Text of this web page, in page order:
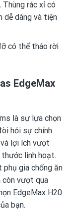
Thùng rác xỉ có
dễ dàng và tiện
có thể tháo rời
EdgeMax
là sự lựa chọn
hỏi sự chính
lợi ích vượt
linh hoạt.
phụ gia chống ăn
còn vượt qua
EdgeMax H20
bạn.